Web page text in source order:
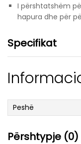
I përshtatshëm
hapura dhe për
Specifikat
Peshë
Përshtypje (0)